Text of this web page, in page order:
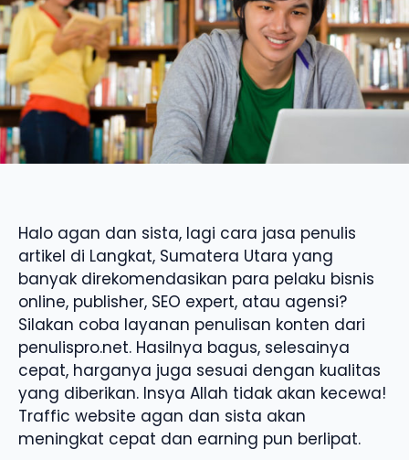
Halo agan dan sista, lagi cara jasa penulis
artikel di Langkat, Sumatera Utara yang
banyak direkomendasikan para pelaku bisnis
online, publisher, SEO expert, atau agensi?
Silakan coba layanan penulisan konten dari
penulispro.net. Hasilnya bagus, selesainya
cepat, harganya juga sesuai dengan kualitas
yang diberikan. Insya Allah tidak akan kecewa!
Traffic website agan dan sista akan
meningkat cepat dan earning pun berlipat.